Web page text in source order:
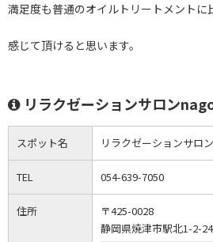
満足度も普通のオイルトリートメントに
感じて頂けると思います。
リラクゼーションサロン
スポット名 リラクゼーションサロ
TEL 054-639-7050
住所
〒425-0028
静岡県焼津市駅北1-2-